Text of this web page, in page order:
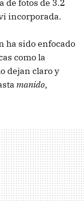
de fotos de 3.2
incorporada.
ha sido enfocado
como la
dejan claro y
manido,